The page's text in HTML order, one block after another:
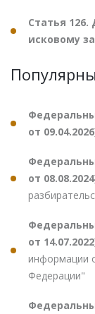
Статья
исковому
от
от
от
информации
Федерации"